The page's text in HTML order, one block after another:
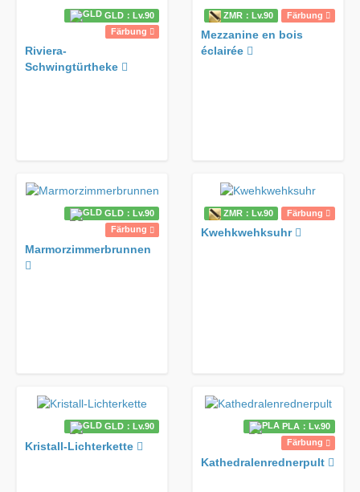
GLD：Lv.90
Färbung
Riviera-
Schwingtürtheke
ZMR：Lv.90 Färbung
Mezzanine en bois
éclairée
GLD：Lv.90
Färbung
Marmorzimmerbrunnen
ZMR：Lv.90 Färbung
Kwehkwehksuhr
GLD：Lv.90
Kristall-Lichterkette
PLA：Lv.90
Färbung
Kathedralenrednerpult